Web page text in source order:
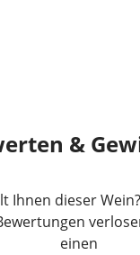
&
Ihnen dieser
einen